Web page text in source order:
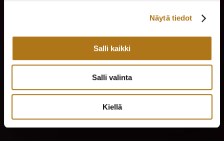
Näytä tiedot
Salli kaikki
Salli valinta
Kiellä